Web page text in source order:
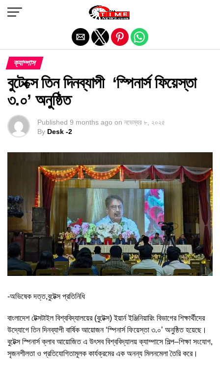
ক্যাম্পাস
বুটেক্সে তিন দিনব্যাপী ‘স্পিনার্স ফিয়েস্তা
৩.০’ অনুষ্ঠিত
Published 9 months ago on নভেম্বর ৮, ২০২৫
By Desk -2
-অভিষেক দত্ত,বুটেক্স প্রতিনিধি
বাংলাদেশ টেক্সটাইল বিশ্ববিদ্যালয়ের (বুটেক্স) ইয়ার্ন ইঞ্জিনিয়ারিং বিভাগের শিক্ষার্থীদের
উদ্যোগে তিন দিনব্যাপী বার্ষিক আয়োজন ‘স্পিনার্স ফিয়েস্তা ৩.০’ অনুষ্ঠিত হয়েছে।
বুটেক্স স্পিনার্স ক্লাব আয়োজিত এ উৎসব বিশ্ববিদ্যালয় ক্যাম্পাসে শিল্প–শিক্ষা সংযোগ,
সৃজনশীলতা ও প্রতিযোগিতামূলক কার্যক্রমের এক অনন্য মিলনমেলা তৈরি করে।
Exit mobile version